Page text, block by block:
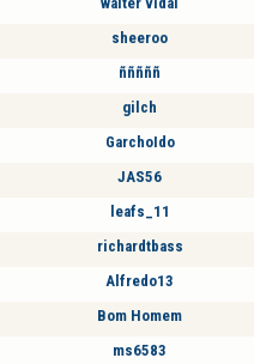
sheeroo
ñññññ
gilch
GarchoIdo
JAS56
leafs_11
richardtbass
Alfredo13
Bom Homem
ms6583